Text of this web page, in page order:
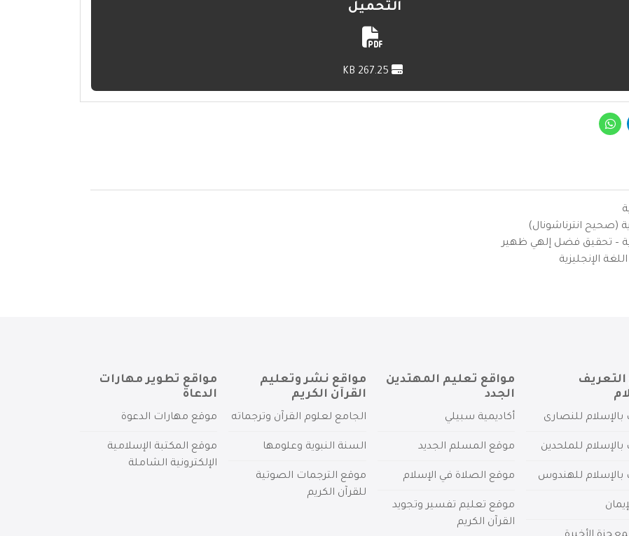
التحميل
(صحيح انترناشونال)
– تحقيق فضل إلهي ظهير
الإنجليزية
التعريف
بالإسلام للنصارى
بالإسلام للملحدين
بالإسلام للهندوس
مواقع تعليم المهتدين
الجدد
أكاديمية سبيلي
موقع المسلم الجديد
موقع الصلاة في الإسلام
موقع تعليم تفسير وتجويد
القرآن الكريم
مواقع نشر وتعليم
القرآن الكريم
الجامع لعلوم القرآن وترجماته
السنة النبوية وعلومها
موقع الترجمات الصوتية
للقرآن الكريم
مواقع تطوير مهارات
الدعاة
موقع مهارات الدعوة
موقع المكتبة الإسلامية
الإلكترونية الشاملة